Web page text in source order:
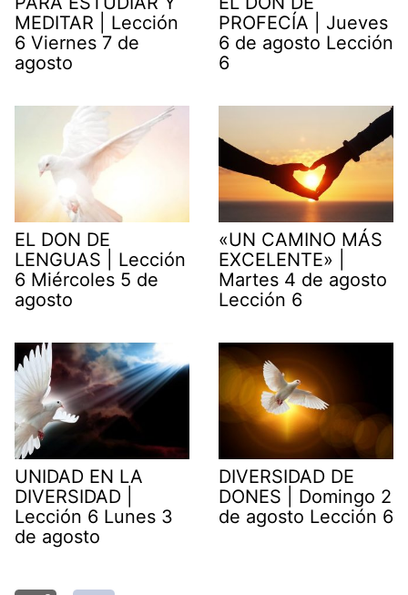
MEDITAR | Lección
6 Viernes 7 de
agosto
PROFECÍA | Jueves
6 de agosto Lección
6
EL DON DE
LENGUAS | Lección
6 Miércoles 5 de
agosto
«UN CAMINO MÁS
EXCELENTE» |
Martes 4 de agosto
Lección 6
UNIDAD EN LA
DIVERSIDAD |
Lección 6 Lunes 3
de agosto
DIVERSIDAD DE
DONES | Domingo 2
de agosto Lección 6